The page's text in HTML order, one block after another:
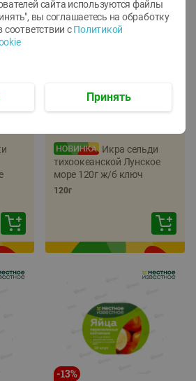
-17%
Икра сельди
тихоокеанской Лунское
море 120г ж/б ключ
120г
-13%
сайта используются файлы
вы соглашаетесь на обработку
с Политикой
Принять